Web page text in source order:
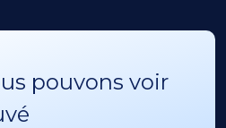
pouvons voir